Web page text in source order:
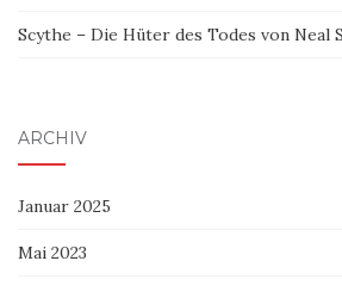
Scythe – Die Hüter des Todes von Neal
ARCHIV
Januar 2025
Mai 2023